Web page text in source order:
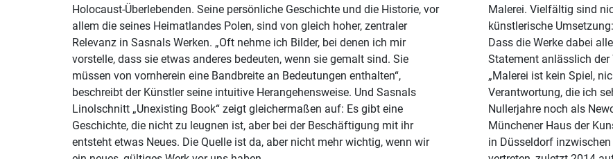
Holocaust-Überlebenden. Seine persönliche Geschichte und die Historie, vor
allem die seines Heimatlandes Polen, sind von gleich hoher, zentraler
Relevanz in Sasnals Werken. „Oft nehme ich Bilder, bei denen ich mir
vorstelle, dass sie etwas anderes bedeuten, wenn sie gemalt sind. Sie
müssen von vornherein eine Bandbreite an Bedeutungen enthalten“,
beschreibt der Künstler seine intuitive Herangehensweise. Und Sasnals
Linolschnitt „Unexisting Book“ zeigt gleichermaßen auf: Es gibt eine
Geschichte, die nicht zu leugnen ist, aber bei der Beschäftigung mit ihr
entsteht etwas Neues. Die Quelle ist da, aber nicht mehr wichtig, wenn wir
Malerei. Vielfältig sind
künstlerische
Dass die Werke dabei
Statement anlässlich der
„Malerei ist kein Spiel,
Verantwortung, die ich sehr ernst
Nullerjahre noch als
Münchener Haus der
in Düsseldorf